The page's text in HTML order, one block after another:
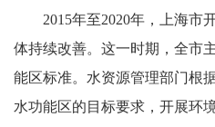
2015年至2020年，上海市
体持续改善。这一时期，全市
能区标准。水资源管理部门根
水功能区的目标要求，开展环